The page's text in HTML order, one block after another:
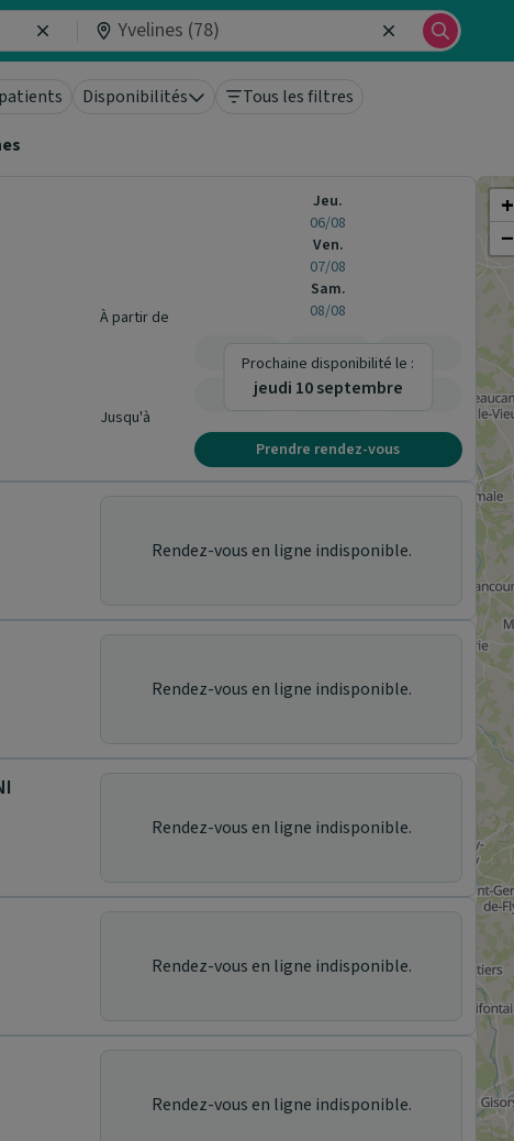
Disponibilités
Tous les filtres
À partir de
Jusqu'à
Jeu.
06/08
Ven.
07/08
Sam.
08/08
-
Prochaine disponibilité le :
jeudi 10 septembre
Prendre rendez-vous
Rendez-vous en ligne indisponible.
Rendez-vous en ligne indisponible.
Rendez-vous en ligne indisponible.
Rendez-vous en ligne indisponible.
Rendez-vous en ligne indisponible.
+
−